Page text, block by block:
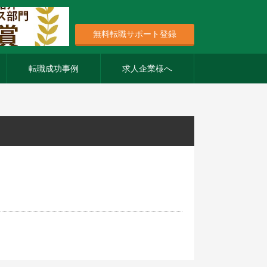
無料転職サポート登録
転職成功事例 求人企業様へ